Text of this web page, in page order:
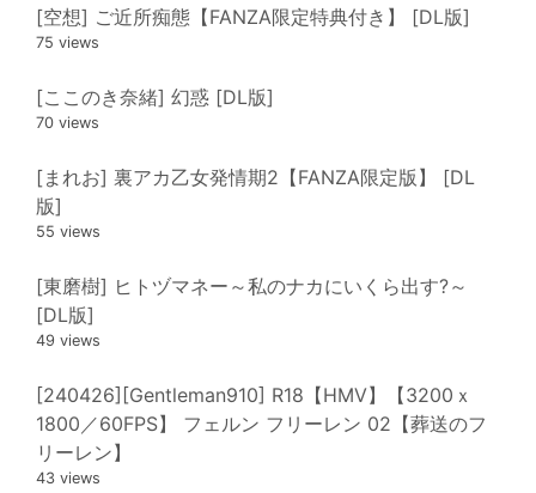
[空想] ご近所痴態【FANZA限定特典付き】 [DL版]
75 views
[ここのき奈緒] 幻惑 [DL版]
70 views
[まれお] 裏アカ乙女発情期2【FANZA限定版】 [DL
版]
55 views
[東磨樹] ヒトヅマネー～私のナカにいくら出す?～
[DL版]
49 views
[240426][Gentleman910] R18【HMV】【3200ｘ
1800／60FPS】 フェルン フリーレン 02【葬送のフ
リーレン】
43 views